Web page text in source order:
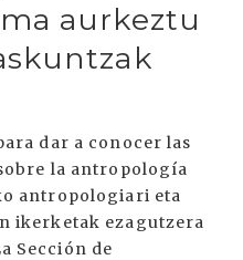
aurkeztu
dar a conocer las
la antropología
antropologiari eta
ikerketak ezagutzera
Sección de